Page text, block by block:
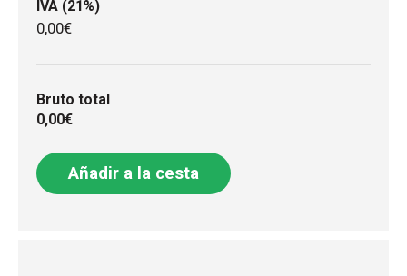
IVA (21%)
0,00€
Bruto total
0,00€
Añadir a la cesta